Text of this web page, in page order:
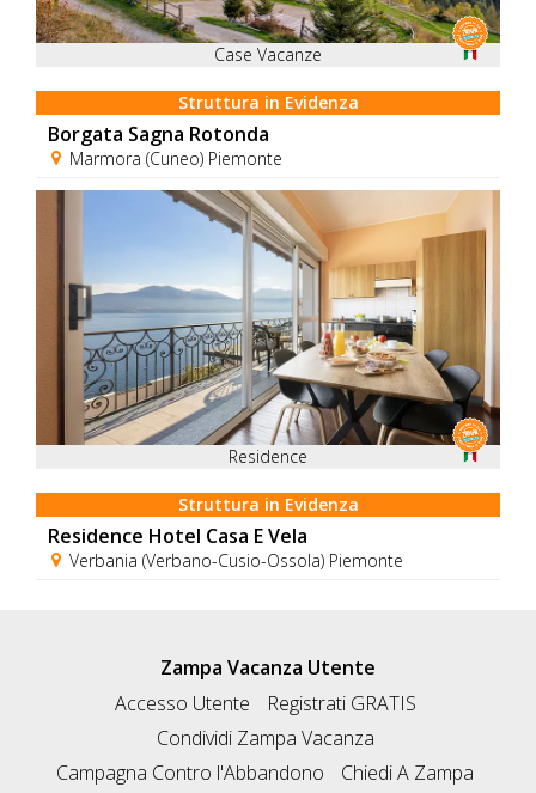
Case Vacanze
Struttura in Evidenza
Borgata Sagna Rotonda
Marmora (Cuneo) Piemonte
Residence
Struttura in Evidenza
Residence Hotel Casa E Vela
Verbania (Verbano-Cusio-Ossola) Piemonte
Zampa Vacanza Utente
Accesso Utente
Registrati GRATIS
Condividi Zampa Vacanza
Campagna Contro l'Abbandono
Chiedi A Zampa